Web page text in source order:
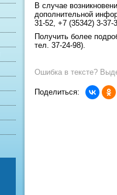
В случае
дополнительной
31-52, +7 (35342) 3-37-
Получить более
тел. 37-24-98).
Ошибка в тексте?
Поделиться: